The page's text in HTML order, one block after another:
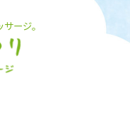
ージ。